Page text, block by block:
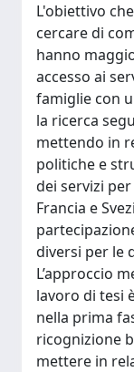
L'obiettivo
cercare di
hanno
accesso ai
famiglie con
la ricerca
mettendo in
politiche e
dei servizi
Francia e
diversi per le
L’approccio
lavoro di tesi
nella prima
ricognizione
mettere in